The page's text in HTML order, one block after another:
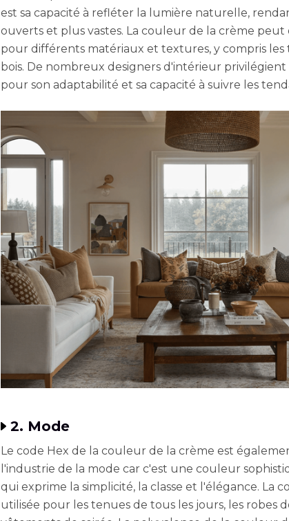
est sa capacité à refléter la lumière naturelle,
ouverts et plus vastes. La couleur de la crème
pour différents matériaux et textures, y compris les
bois. De nombreux designers d'intérieur
pour son adaptabilité et sa capacité à suivre les
2. Mode
Le code Hex de la couleur de la crème est
l'industrie de la mode car c'est une couleur
qui exprime la simplicité, la classe et l'élégance. La
utilisée pour les tenues de tous les jours, les robes